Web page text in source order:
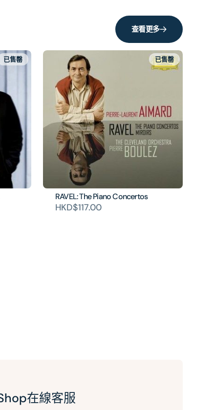
查看更多
已售罄
RAVEL: The Piano Concertos
HKD$117.00
已售罄
在線客服